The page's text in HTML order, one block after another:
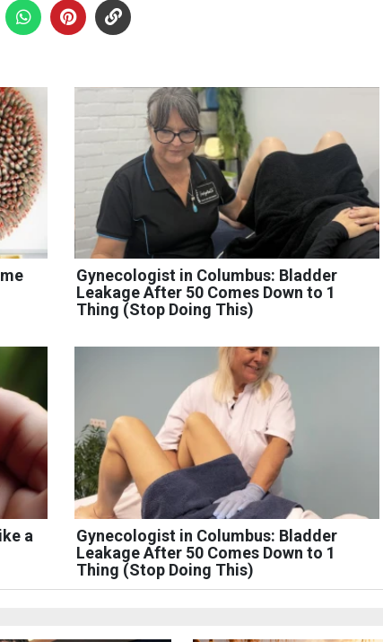
Gynecologist in Columbus: Bladder
Leakage After 50 Comes Down to 1
Thing (Stop Doing This)
a
Gynecologist in Columbus: Bladder
Leakage After 50 Comes Down to 1
Thing (Stop Doing This)